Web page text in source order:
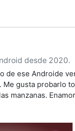
desde 2020.
de ese Androide
gusta probarlo
manzanas.